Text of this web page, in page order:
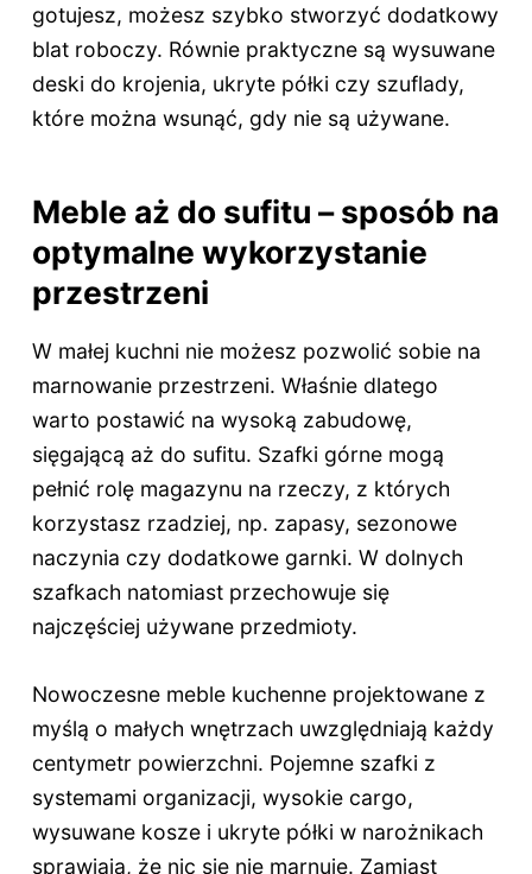
gotujesz, możesz szybko stworzyć dodatkowy
blat roboczy. Równie praktyczne są wysuwane
deski do krojenia, ukryte półki czy szuflady,
które można wsunąć, gdy nie są używane.
Meble aż do sufitu – sposób na
optymalne wykorzystanie
przestrzeni
W małej kuchni nie możesz pozwolić sobie na
marnowanie przestrzeni. Właśnie dlatego
warto postawić na wysoką zabudowę,
sięgającą aż do sufitu. Szafki górne mogą
pełnić rolę magazynu na rzeczy, z których
korzystasz rzadziej, np. zapasy, sezonowe
naczynia czy dodatkowe garnki. W dolnych
szafkach natomiast przechowuje się
najczęściej używane przedmioty.
Nowoczesne meble kuchenne projektowane z
myślą o małych wnętrzach uwzględniają każdy
centymetr powierzchni. Pojemne szafki z
systemami organizacji, wysokie cargo,
wysuwane kosze i ukryte półki w narożnikach
sprawiają, że nic się nie marnuje. Zamiast